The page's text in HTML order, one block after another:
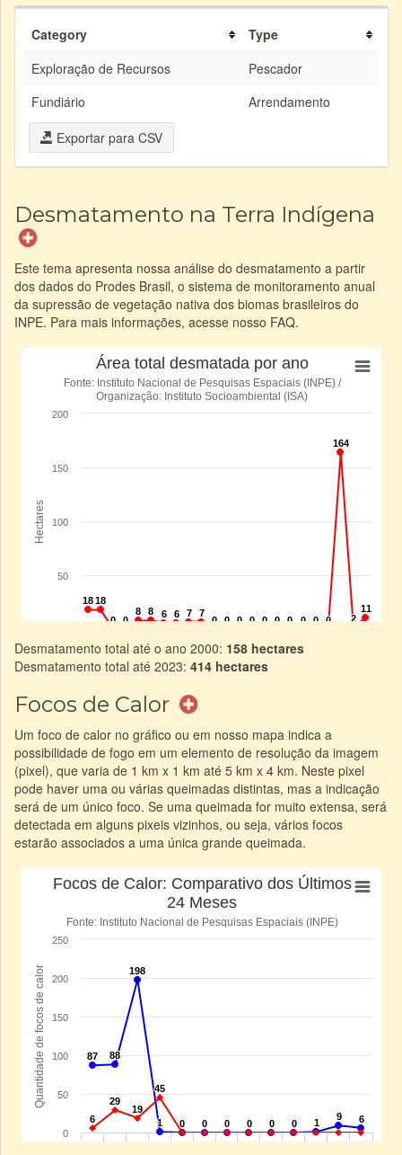
Category
Type
Exploração de Recursos
Pescador
Fundiário
Arrendamento
Exportar para CSV
Desmatamento na Terra Indígena
Este tema apresenta nossa análise do desmatamento a partir
dos dados do Prodes Brasil, o sistema de monitoramento anual
da supressão de vegetação nativa dos biomas brasileiros do
INPE. Para mais informações, acesse nosso FAQ.
Desmatamento total até o ano 2000: 158 hectares
Desmatamento total até 2023: 414 hectares
Focos de Calor
Um foco de calor no gráfico ou em nosso mapa indica a
possibilidade de fogo em um elemento de resolução da imagem
(pixel), que varia de 1 km x 1 km até 5 km x 4 km. Neste pixel
pode haver uma ou várias queimadas distintas, mas a indicação
será de um único foco. Se uma queimada for muito extensa, será
detectada em alguns pixeis vizinhos, ou seja, vários focos
estarão associados a uma única grande queimada.